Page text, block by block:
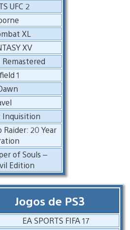
UFC 2
XL
XV
1
Inquisition
20 Year
of Souls –
Edition
Jogos de PS3
EA SPORTS FIFA 17